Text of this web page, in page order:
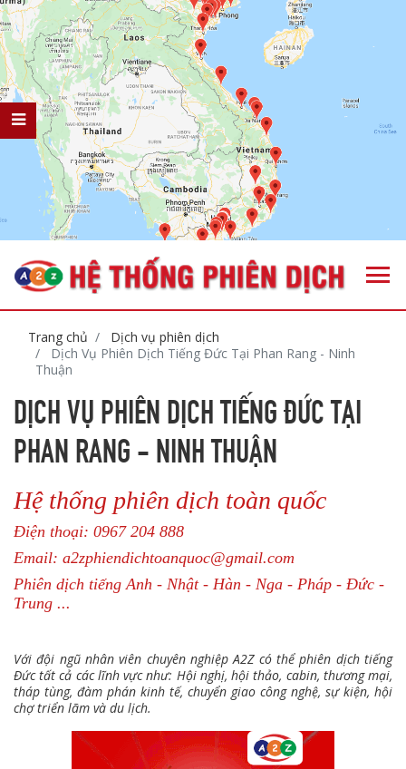
Trang chủ
Dịch vụ phiên dịch
Dịch Vụ Phiên Dịch Tiếng Đức Tại Phan Rang - Ninh
Thuận
DỊCH VỤ PHIÊN DỊCH TIẾNG ĐỨC TẠI
PHAN RANG - NINH THUẬN
Hệ thống phiên dịch toàn quốc
Điện thoại: 0967 204 888
Email: a2zphiendichtoanquoc@gmail.com
Phiên dịch tiếng Anh - Nhật - Hàn - Nga - Pháp - Đức -
Trung ...
Với đội ngũ nhân viên chuyên nghiệp A2Z có thể phiên dịch tiếng
Đức tất cả các lĩnh vực như: Hội nghị, hội thảo, cabin, thương mại,
tháp tùng, đàm phán kinh tế, chuyển giao công nghệ, sự kiện, hội
chợ triển lãm và du lịch.